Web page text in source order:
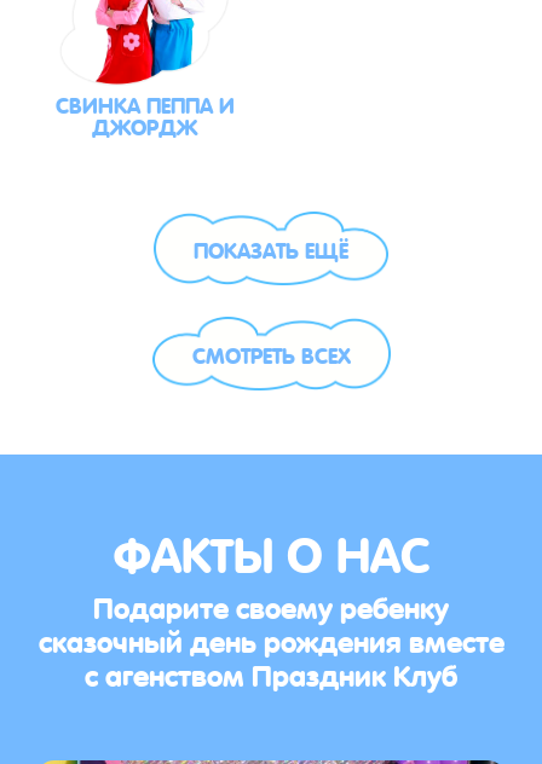
СВИНКА ПЕППА И
ДЖОРДЖ
ПОКАЗАТЬ ЕЩЁ
СМОТРЕТЬ ВСЕХ
ФАКТЫ О НАС
Подарите своему ребенку
сказочный день рождения вместе
с агенством Праздник Клуб